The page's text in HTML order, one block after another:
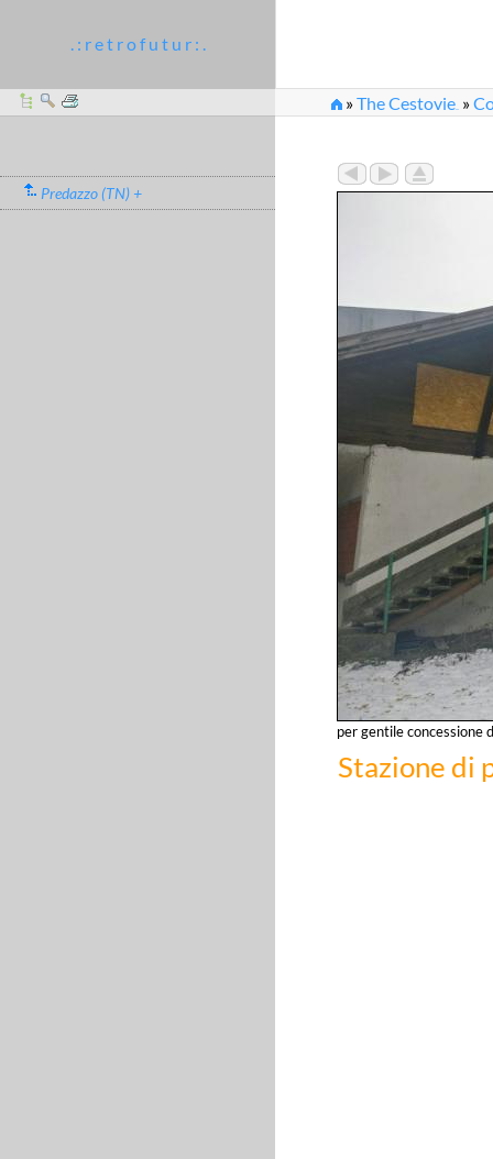
. : r e t r o f u t u r : .
»The Cestovie »
Predazzo (TN) +
per gentile concessione
Stazione di